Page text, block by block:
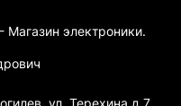
Магазин электроники.
ул. Терехина д.7